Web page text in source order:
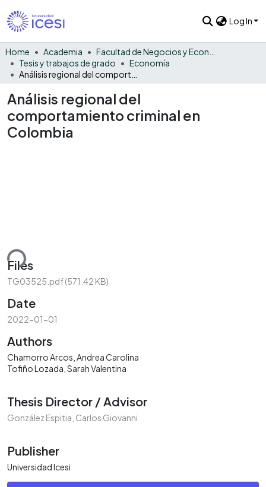
Log In
Home Academia
Tesis y trabajos de grado
Economía
Análisis regional del
comportamiento criminal en
Colombia
Files
TG03525.pdf(571.42 KB)
Date
2022-01-01
Authors
Chamorro Arcos, Andrea Carolina
Tofiño Lozada, Sarah Valentina
Thesis Director / Advisor
González Espitia, Carlos Giovanni
Publisher
Universidad Icesi